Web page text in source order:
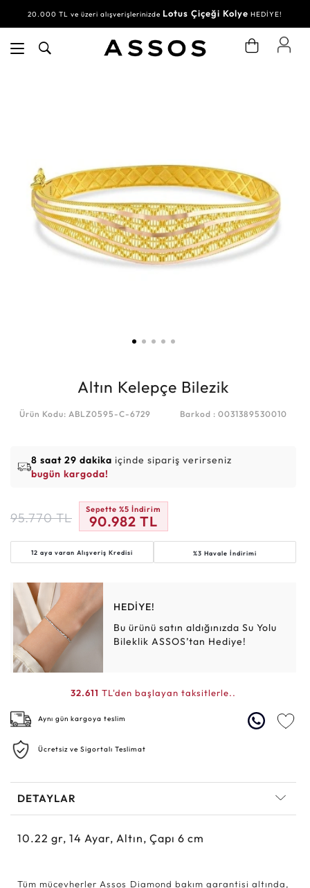
20.000 TL ve üzeri alışverişlerinizde Lotus Çiçeği Kolye HEDİYE!
Altın Kelepçe Bilezik
Ürün Kodu: ABLZ0595-C-6729 Barkod : 0031389530010
8 saat 29 dakika içinde sipariş verirseniz
bugün kargoda!
95.770 TL
Sepette %5 İndirim
90.982 TL
12 aya varan Alışveriş Kredisi %3 Havale İndirimi
HEDİYE!
Bu ürünü satın aldığınızda Su Yolu
Bileklik ASSOS’tan Hediye!
32.611 TL'den başlayan taksitlerle..
Aynı gün kargoya teslim
Ücretsiz ve Sigortalı Teslimat
DETAYLAR
10.22 gr, 14 Ayar, Altın, Çapı 6 cm
Tüm mücevherler Assos Diamond bakım garantisi altında,